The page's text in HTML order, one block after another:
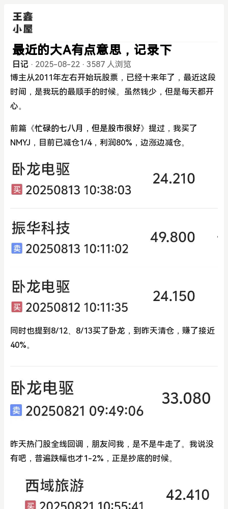
最近的大A有点意思，记录下
日记 · 2025-08-22 · 3587 人浏览
博主从2011年左右开始玩股票，已经十来年了，最近这段
时间，是我玩的最顺手的时候。虽然钱少，但是每天都开
心。
前篇 《忙碌的七八月，但是股市很好》 提过，我买了
NMYJ，目前已减仓1/4，利润80%，边涨边减仓。
同时也提到8/12、8/13买了卧龙，到昨天清仓，赚了接近
40%。
昨天热门股全线回调，朋友问我，是不是牛走了。我说没
有吧，普遍跌幅也才1-2%，正是抄底的时候。